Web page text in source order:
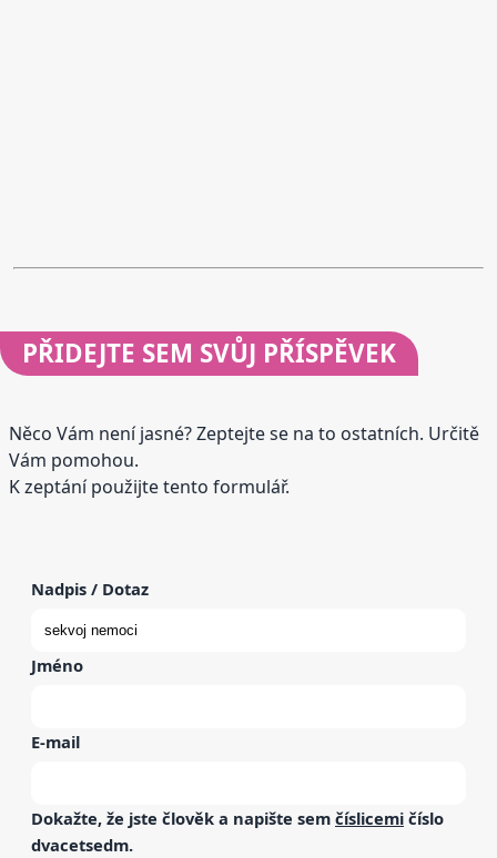
PŘIDEJTE SEM SVŮJ PŘÍSPĚVEK
Něco Vám není jasné? Zeptejte se na to ostatních. Určitě
Vám pomohou.
K zeptání použijte tento formulář.
Nadpis / Dotaz
Jméno
E-mail
Dokažte, že jste člověk a napište sem číslicemi číslo
dvacetsedm.